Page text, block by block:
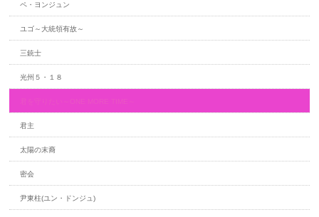
ペ・ヨンジュン
ユゴ～大統領有故～
三銃士
光州５・１８
君主
太陽の末裔
密会
尹東柱(ユン・ドンジュ)